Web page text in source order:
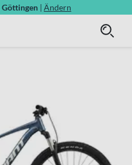
Göttingen | Ändern